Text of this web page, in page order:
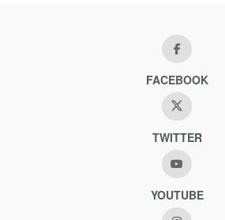
FACEBOOK
TWITTER
YOUTUBE